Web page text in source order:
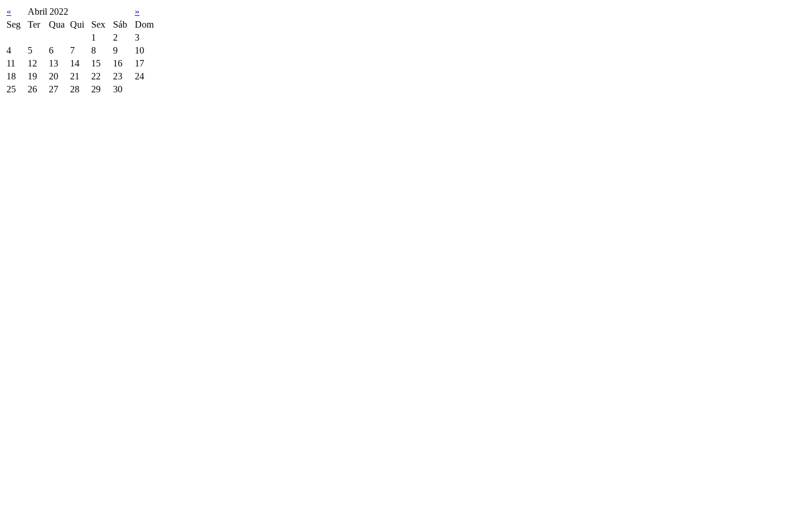
« Abril 2022
»
Seg
Ter Qua Qui Sex Sáb
Dom
1
2
3
4
5 6 7 8 9
10
11
12 13 14 15 16
17
18
19 20 21 22 23
24
25
26 27 28 29 30